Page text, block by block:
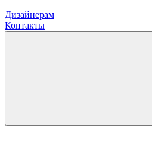
Дизайнерам
Контакты